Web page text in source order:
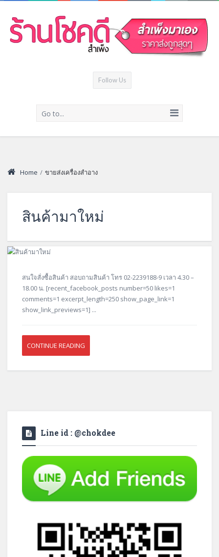
Follow Us
Go to...
Home / ขายส่งเครื่องสำอาง
สินค้ามาใหม่
สนใจสั่งซื้อสินค้า สอบถามสินค้า โทร 02-2239188-9 เวลา 4.30 –
18.00 น. [recent_facebook_posts number=50 likes=1
comments=1 excerpt_length=250 show_page_link=1
show_link_previews=1] ...
CONTINUE READING
Line id : @chokdee